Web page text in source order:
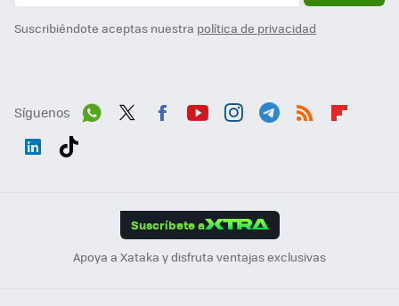
Suscribiéndote aceptas nuestra política de privacidad
Síguenos
Suscríbete a
Apoya a Xataka y disfruta ventajas exclusivas